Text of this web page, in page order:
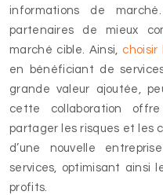
informations de
partenaires de mieux
marché cible. Ainsi,choisir
en bénéficiant de
grande valeur ajoutée,
cette collaboration
partager les risques et les
d’une nouvelle
services, optimisant ainsi
profits.